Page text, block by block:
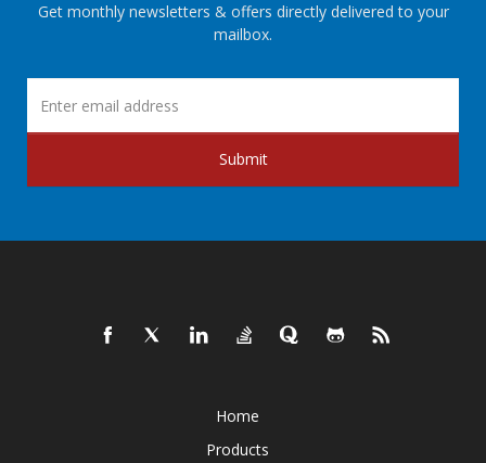
Get monthly newsletters & offers directly delivered to your
mailbox.
Submit
Home
Products